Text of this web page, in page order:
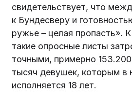
свидетельствует, что
к Бундесверу и
ружье – целая пропасть».
такие опросные листы
точными, примерно
тысяч девушек, которым в
исполняется 18 лет.